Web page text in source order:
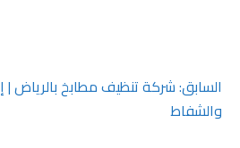
تصفّح
المقالات
السابق: شركة تنظيف مطابخ بالرياض |
والشفاط